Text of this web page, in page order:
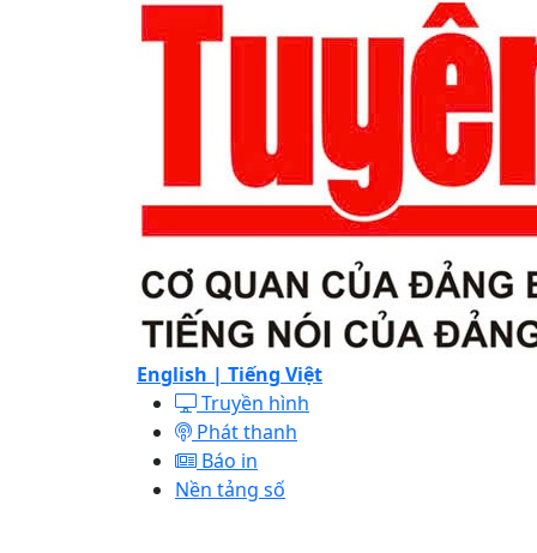
English | Tiếng Việt
Truyền hình
Phát thanh
Báo in
Nền tảng số